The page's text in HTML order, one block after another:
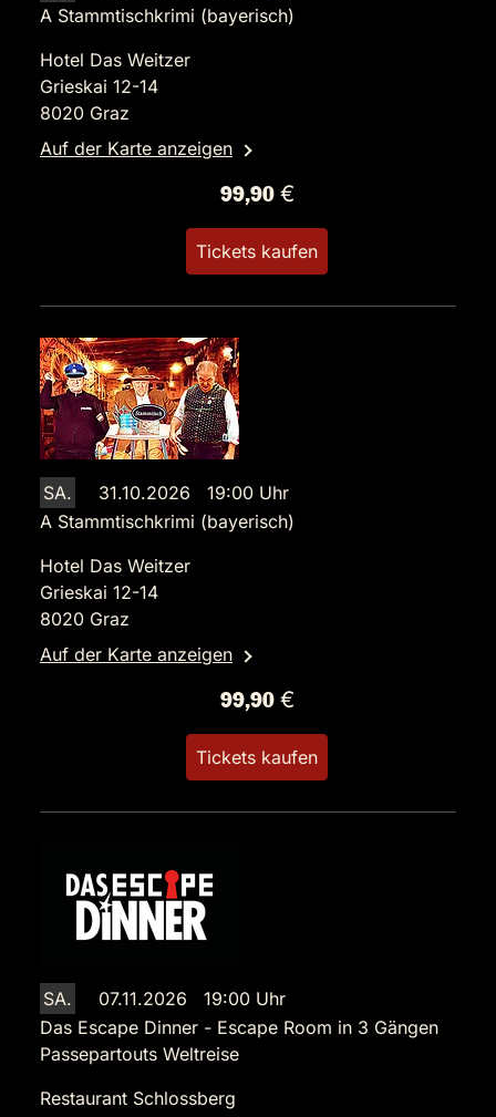
A Stammtischkrimi (bayerisch)
Hotel Das Weitzer
Grieskai 12-14
8020 Graz
Auf der Karte anzeigen
99,90 €
Tickets kaufen
SA.
31.10.2026 19:00 Uhr
A Stammtischkrimi (bayerisch)
Hotel Das Weitzer
Grieskai 12-14
8020 Graz
Auf der Karte anzeigen
99,90 €
Tickets kaufen
SA.
07.11.2026 19:00 Uhr
Das Escape Dinner - Escape Room in 3 Gängen
Passepartouts Weltreise
Restaurant Schlossberg